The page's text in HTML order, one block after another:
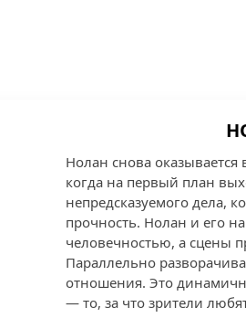
Нолан снова оказывается
когда на первый план
непредсказуемого дела,
прочность. Нолан и его
человечностью, а сцены
Параллельно
отношения. Это
— то, за что зрители